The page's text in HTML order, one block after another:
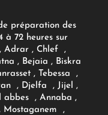
préparation des
à 72 heures sur
, Adrar, Chlef ,
, Bejaia , Biskra
, Tebessa ,
, Djelfa , Jijel ,
, Annaba ,
Mostaganem ,